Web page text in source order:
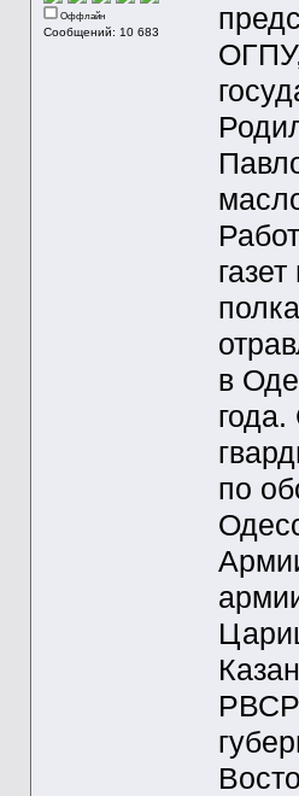
Оффлайн
Сообщений: 10 683
в
по
РВСР